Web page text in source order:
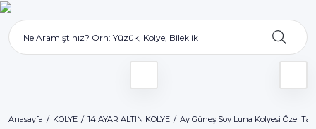
Anasayfa KOLYE 14 AYAR ALTIN KOLYE Ay Güneş Soy Luna Kolyesi Özel